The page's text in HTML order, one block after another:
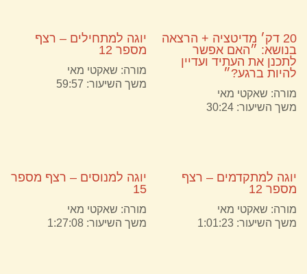
20 דק׳ מדיטציה + הרצאה
בנושא: ״האם אפשר
לתכנן את העתיד ועדיין
להיות ברגע?״
מורה: שאקטי מאי
משך השיעור: 30:24
יוגה למתחילים – רצף
מספר 12
מורה: שאקטי מאי
משך השיעור: 59:57
יוגה למתקדמים – רצף
מספר 12
מורה: שאקטי מאי
משך השיעור: 1:01:23
יוגה למנוסים – רצף מספר
15
מורה: שאקטי מאי
משך השיעור: 1:27:08